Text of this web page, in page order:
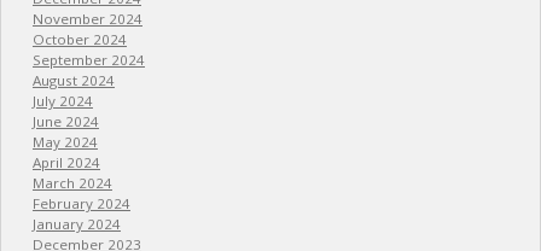
November 2024
October 2024
September 2024
August 2024
July 2024
June 2024
May 2024
April 2024
March 2024
February 2024
January 2024
December 2023